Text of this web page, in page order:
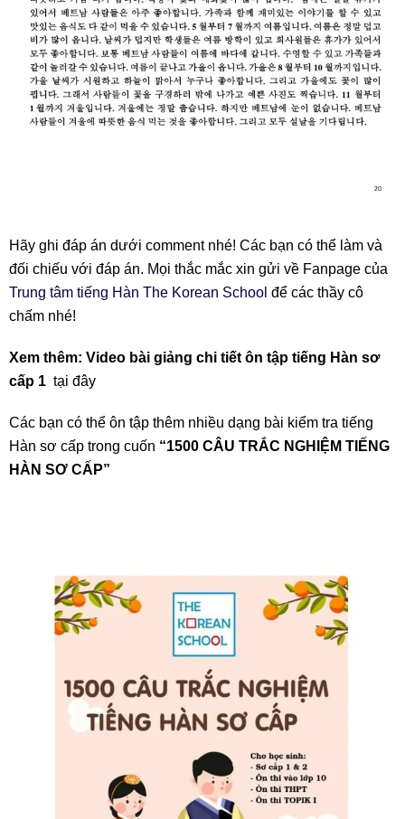
Hãy ghi đáp án dưới comment nhé! Các bạn có thể làm và
đối chiếu với đáp án. Mọi thắc mắc xin gửi về Fanpage của
Trung tâm tiếng Hàn The Korean School để các thầy cô
chấm nhé!
Xem thêm: Video bài giảng chi tiết ôn tập tiếng Hàn sơ
cấp 1 tại đây
Các bạn có thể ôn tập thêm nhiều dạng bài kiểm tra tiếng
Hàn sơ cấp trong cuốn “1500 CÂU TRẮC NGHIỆM TIẾNG
HÀN SƠ CẤP”